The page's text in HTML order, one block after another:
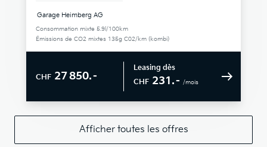
Garage Heimberg AG
Consommation mixte 5.9l/100km
Émissions de CO2 mixtes 135g C02/km (kombi)
CHF 27 850.–
Leasing dès
CHF 231.– /mois
Afficher toutes les offres